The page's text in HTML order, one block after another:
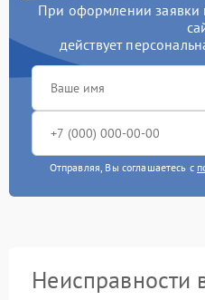
При оформлении заявки
действует
Отправляя, Вы соглашаетесь с
Неисправности